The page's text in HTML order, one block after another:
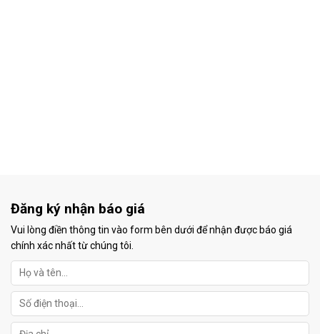
Đăng ký nhận báo giá
Vui lòng điền thông tin vào form bên dưới để nhận được báo giá
chính xác nhất từ chúng tôi.